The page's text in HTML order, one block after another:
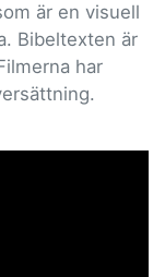
är en visuell
Bibeltexten är
har